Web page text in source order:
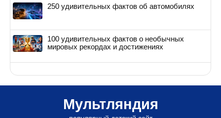
250 удивительных фактов об автомобилях
100 удивительных фактов о необычных
мировых рекордах и достижениях
Мультляндия